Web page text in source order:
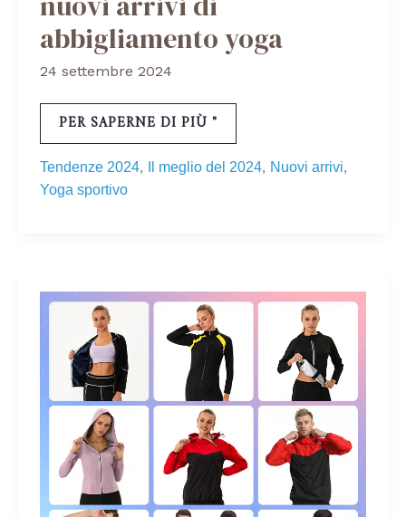
abbigliamento yoga
24 settembre 2024
PER SAPERNE DI PIÙ "
Tendenze 2024, Il meglio del 2024, Nuovi arrivi,
Yoga sportivo
NUOVA
COLLEZIONE
TUTE
DA
SAUNA
PER
AUTUNNO
E
INVERNO